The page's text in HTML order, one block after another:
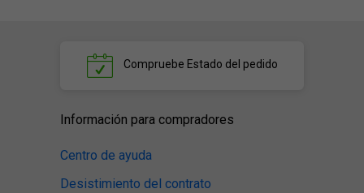
Compruebe Estado del pedido
Información para compradores
Centro de ayuda
Desistimiento del contrato